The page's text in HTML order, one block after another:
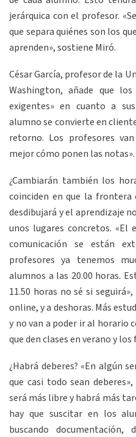
jerárquica con el profesor.
que separa quiénes son los
aprenden», sostiene Miró.
César García, profesor de la
Washington, añade que
exigentes» en cuanto a
alumno se convierte en
retorno. Los profesores
mejor cómo ponen las notas».
¿Cambiarán también los
coinciden en que la
desdibujará y el aprendizaje
unos lugares concretos. «El
comunicación se están
profesores ya tenemos
alumnos a las 20.00 horas.
11.50 horas no sé si
online, y a deshoras. Más
y no van a poder ir al horario
que den clases en verano y los
¿Habrá deberes? «En algún
que casi todo sean
será más libre y habrá más
hay que suscitar en los
buscando